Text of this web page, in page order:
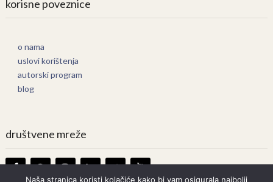
korisne poveznice
o nama
uslovi korištenja
autorski program
blog
društvene mreže
Naša stranica koristi kolačiće kako bi vam osigurala najbolji